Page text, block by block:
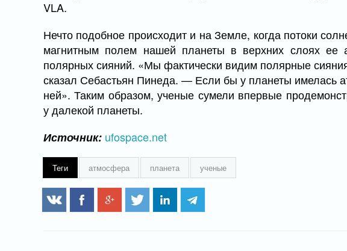
VLA.
Нечто подобное происходит и на Земле, когда потоки
магнитным полем нашей планеты в верхних слоях ее
полярных сияний. «Мы фактически видим полярные
сказал Себастьян Пинеда. — Если бы у планеты имелась
ней». Таким образом, ученые сумели впервые
у далекой планеты.
Источник: ufospace.net
Теги атмосфера планета ученые